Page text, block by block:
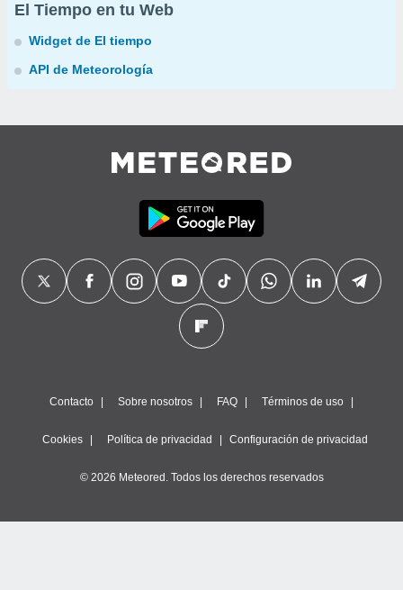
El Tiempo en tu Web
Widget de El tiempo
API de Meteorología
Contacto Sobre nosotros FAQ Términos de uso
Cookies Política de privacidad Configuración de privacidad
© 2026 Meteored. Todos los derechos reservados